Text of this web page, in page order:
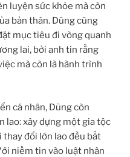
luyện sức khỏe mà còn
bản thân. Dũng cũng
mục tiêu đi vòng quanh
lai, bởi anh tin rằng
mà còn là hành trình
cá nhân, Dũng còn
lao: xây dựng một gia tộc
đổi lớn lao đều bắt
niềm tin vào luật nhân